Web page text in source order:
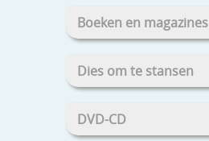
Boeken en magazines
Dies om te stansen
DVD-CD